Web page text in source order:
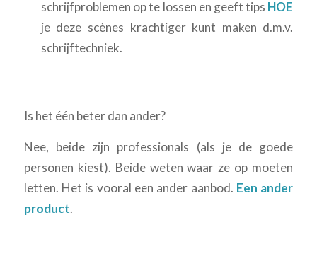
schrijfproblemen op te lossen en geeft tips HOE
je deze scènes krachtiger kunt maken d.m.v.
schrijftechniek.
Is het één beter dan ander?
Nee, beide zijn professionals (als je de goede
personen kiest). Beide weten waar ze op moeten
letten. Het is vooral een ander aanbod. Een ander
product.